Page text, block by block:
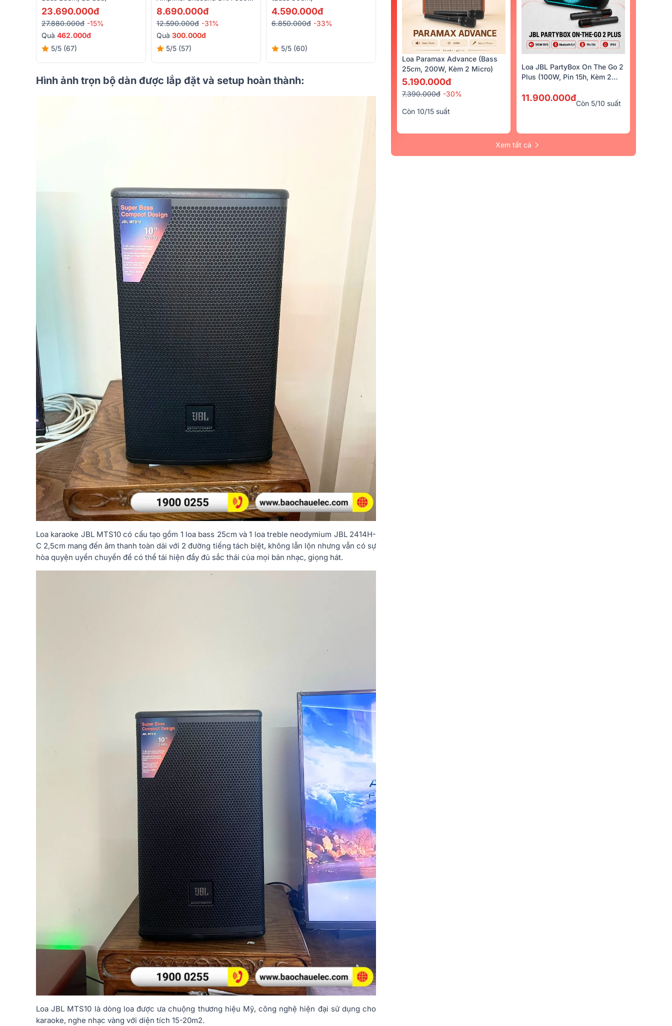
23.690.000đ
27.880.000đ -15%
Quà 462.000đ
5/5 (67)
( 2 Kênh, 450W, Kèm Micro
Không Dây)
8.690.000đ
12.590.000đ -31%
Quà 300.000đ
5/5 (57)
4.590.000đ
6.850.000đ -33%
5/5 (60)
Hình ảnh trọn bộ dàn được lắp đặt và setup hoàn thành:
Loa karaoke JBL MTS10 có cấu tạo gồm 1 loa bass 25cm và 1 loa treble neodymium JBL 2414H-
C 2,5cm mang đến âm thanh toàn dải với 2 đường tiếng tách biệt, không lẫn lộn nhưng vẫn có sự
hòa quyện uyển chuyển để có thể tái hiện đầy đủ sắc thái của mọi bản nhạc, giọng hát.
Loa JBL MTS10 là dòng loa được ưa chuộng thương hiệu Mỹ, công nghệ hiện đại sử dụng cho
karaoke, nghe nhạc vàng với diện tích 15-20m2.
Loa Paramax Advance (Bass
25cm, 200W, Kèm 2 Micro)
5.190.000đ
7.390.000đ -30%
Còn 10/15 suất
Loa JBL PartyBox On The Go 2
Plus (100W, Pin 15h, Kèm 2
11.900.000đ
Còn 5/10 suất
Xem tất cả